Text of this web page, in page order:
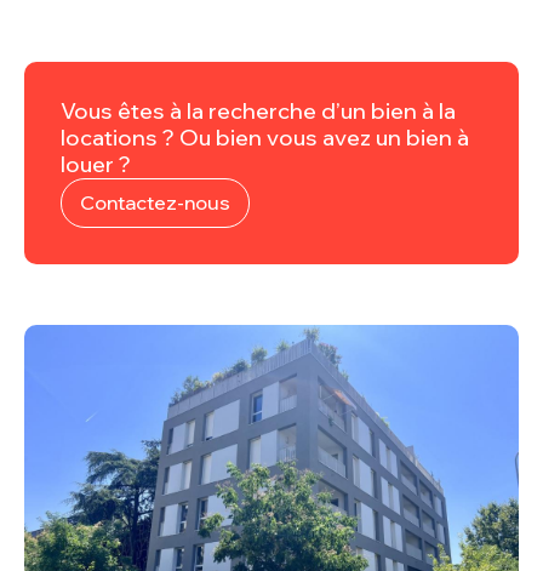
Vous êtes à la recherche d’un bien à la
locations ? Ou bien vous avez un bien à
louer ?
Contactez-nous